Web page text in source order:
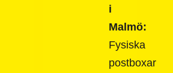
i
Malmö:
Fysiska
postboxar